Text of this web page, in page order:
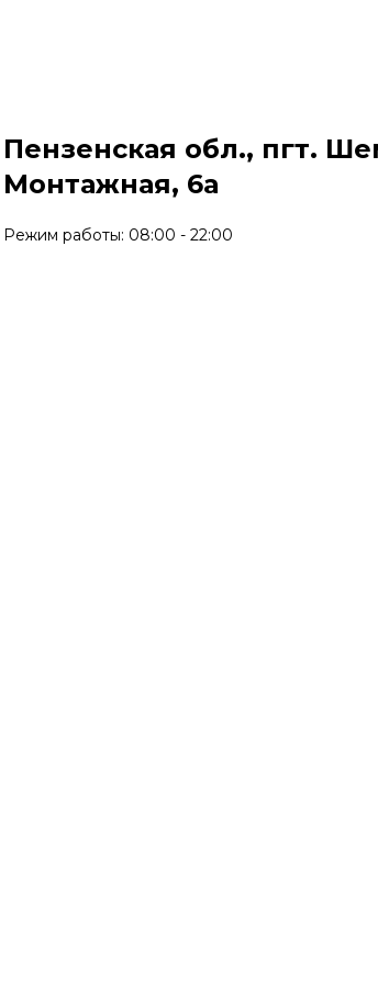
Пензенская обл., пгт.
Монтажная, 6а
Режим работы: 08:00 - 22:00